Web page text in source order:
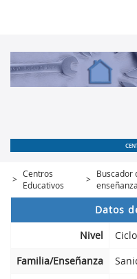
> Centros
Educativos
> Buscador
Datos
Nivel
Familia/Enseñanza